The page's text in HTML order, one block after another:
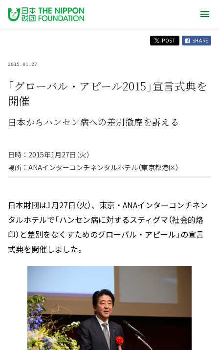
POST SHARE
2015.01.27
「グローバル・アピール2015」宣言式典を
開催
日本からハンセン病への差別撤廃を訴える
日時：2015年1月27日（火）
場所：ANAインターコンチネンタルホテル（東京都港区）
日本財団は1月27日（火）、東京・ANAインターコンチネン
タルホテルで「ハンセン病に対するスティグマ（社会的烙
印）と差別をなくすためのグローバル・アピール」の宣言
式典を開催しました。